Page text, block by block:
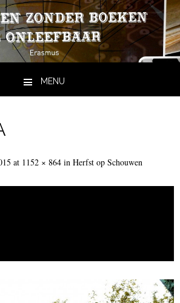
MENU
at 1152 × 864 in Herfst op Schouwen